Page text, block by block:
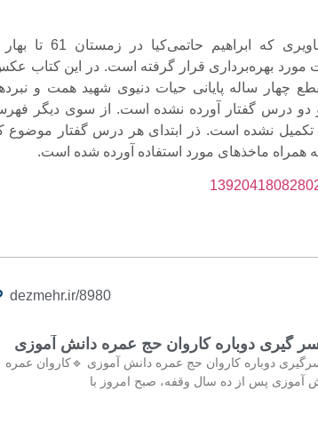
مورد بهره‌برداری قرار گرفته است. در این کتاب
چهار ساله پایانی حیات دنیوی شهید همت و
دو درس گفتار آورده نشده است. از سوی دیگر
تکمیل نشده است. ذر ابتدای هر درس گفتار موضوع
ماخذهای مورد استفاده آورده شده است.
dezmehr.ir/8980
سر گیری دوباره کاروان حج عمره دانش آموزی
دوباره کاروان حج عمره دانش آموزی 🔹کاروان عمره
آموزی پس از ده سال وقفه، صبح امروز با